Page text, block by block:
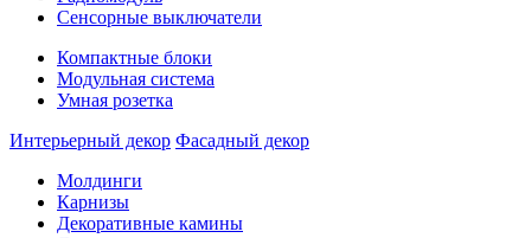
Сенсорные выключатели
Компактные блоки
Модульная система
Умная розетка
Интерьерный декор Фасадный декор
Молдинги
Карнизы
Декоративные камины